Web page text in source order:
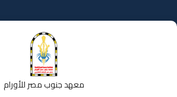
إلى
المحتوى
معهد جنوب مصر للأورام